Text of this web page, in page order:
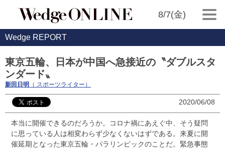
8/7(金)
Wedge REPORT
東京五輪、日本が中国へ急接近の〝ダブルスタ
ンダード〟
新田日明 （ スポーツライター）
2020/06/08
本当に開催できるのだろうか。コロナ禍にあえぐ中、そう疑問
に思っている人は相変わらず少なくないはずである。来夏に開
催延期となった東京五輪・パラリンピックのことだ。緊急事態